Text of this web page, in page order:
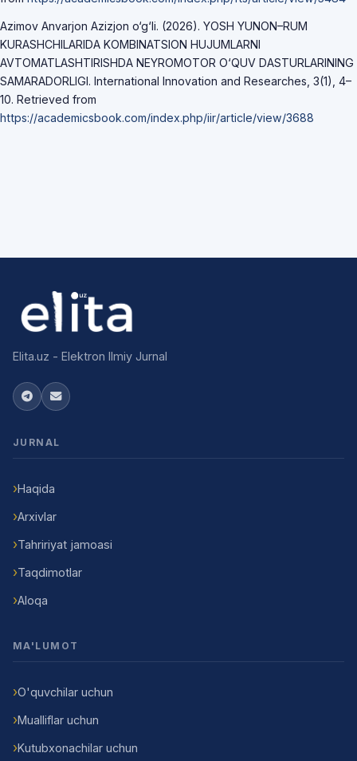
Azimov Anvarjon Azizjon o‘g‘li. (2026). YOSH YUNON–RUM
KURASHCHILARIDA KOMBINATSION HUJUMLARNI
AVTOMATLASHTIRISHDA NEYROMOTOR O‘QUV DASTURLARINING
SAMARADORLIGI. International Innovation and Researches, 3(1), 4–
10. Retrieved from
https://academicsbook.com/index.php/iir/article/view/3688
Elita.uz - Elektron Ilmiy Jurnal
JURNAL
Haqida
Arxivlar
Tahririyat jamoasi
Taqdimotlar
Aloqa
MA'LUMOT
O'quvchilar uchun
Mualliflar uchun
Kutubxonachilar uchun